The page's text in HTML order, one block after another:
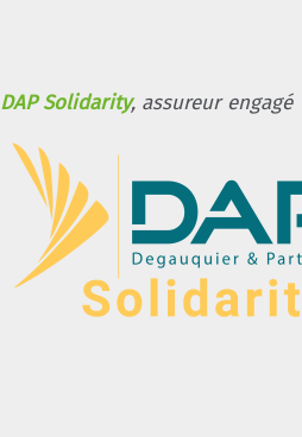
DAP Solidarity, assureur engagé